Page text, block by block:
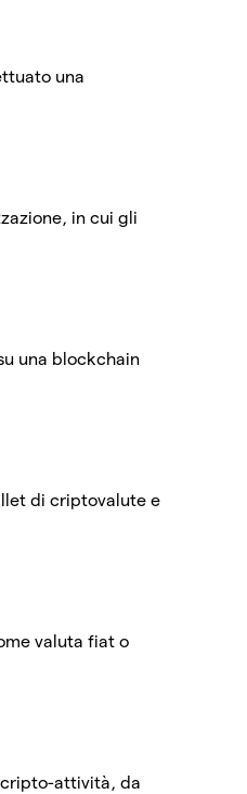
una
in cui gli
una blockchain
di criptovalute e
valuta fiat o
cripto-attività, da